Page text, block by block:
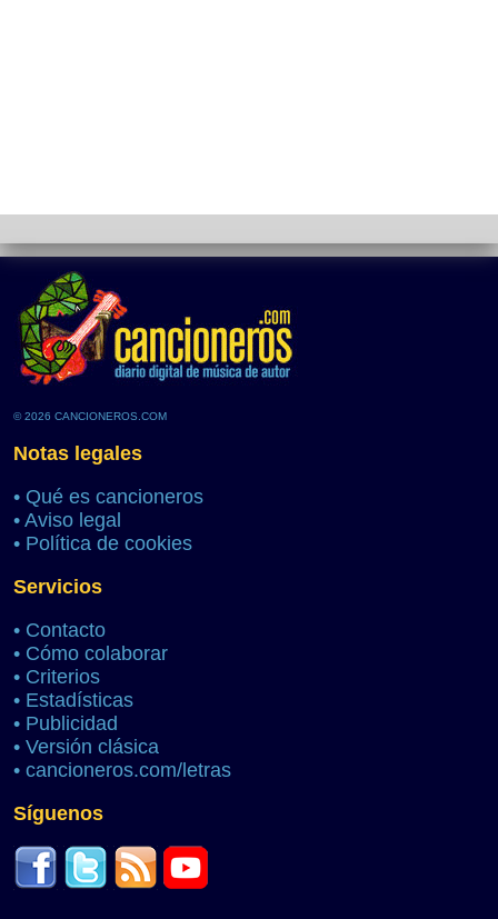
© 2026 CANCIONEROS.COM
Notas legales
• Qué es cancioneros
• Aviso legal
• Política de cookies
Servicios
• Contacto
• Cómo colaborar
• Criterios
• Estadísticas
• Publicidad
• Versión clásica
• cancioneros.com/letras
Síguenos